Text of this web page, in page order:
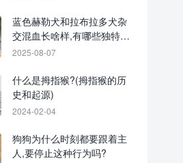
蓝色赫勒犬和拉布拉多犬杂
交混血长啥样,有哪些独特的
特征?
2025-08-07
什么是拇指猴?(拇指猴的历
史和起源)
2024-02-04
狗狗为什么时刻都要跟着主
人,要停止这种行为吗?